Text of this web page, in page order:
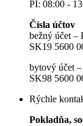
PI: 08:00 -
Čísla účtov
bežný účet –
SK19 5600
bytový účet
SK98 5600
Rýchle
Pokladňa,